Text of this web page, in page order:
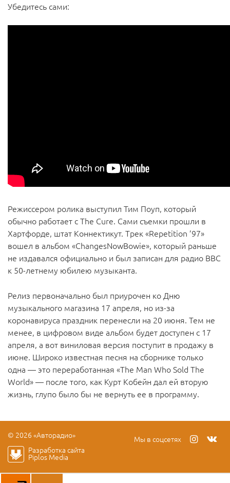
Убедитесь сами:
Режиссером ролика выступил Тим Поуп, который
обычно работает с The Cure. Сами съемки прошли в
Хартфорде, штат Коннектикут. Трек «Repetition ’97»
вошел в альбом «ChangesNowBowie», который раньше
не издавался официально и был записан для радио BBC
к 50-летнему юбилею музыканта.
Релиз первоначально был приурочен ко Дню
музыкального магазина 17 апреля, но из-за
коронавируса праздник перенесли на 20 июня. Тем не
менее, в цифровом виде альбом будет доступен с 17
апреля, а вот виниловая версия поступит в продажу в
июне. Широко известная песня на сборнике только
одна — это переработанная «The Man Who Sold The
World» — после того, как Курт Кобейн дал ей вторую
жизнь, глупо было бы не вернуть ее в программу.
© 2026 «Авторадио»
Мы в соцсетях
Разработка сайта
Piplos Media